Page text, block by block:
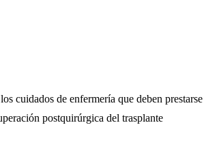
cuidados de enfermería que deben prestarse
postquirúrgica del trasplante